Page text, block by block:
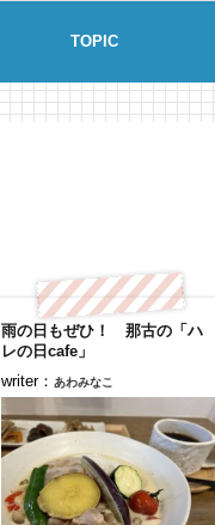
TOPIC
雨の日もぜひ！ 那古の「ハ
レの日cafe」
writer：あわみなこ